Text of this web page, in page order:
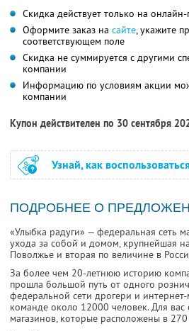
Скидка действует только на онлайн-
Оформите заказ на сайте, укажите
соответствующем поле
Скидка не суммируется с другими
компании
Информацию по условиям акции
компании
Купон действителен по 30 сентября
Узнай, как
ПОДРОБНЕЕ О
«Улыбка радуги» — федеральная сеть
ухода за собой и домом, крупнейшая
Поволжье и вторая по величине в
За более чем 20-летнюю историю
прошла большой путь от одного
федеральной сети дрогери и интернет-
команде около 12000 человек. Для
магазинов, которые расположены в